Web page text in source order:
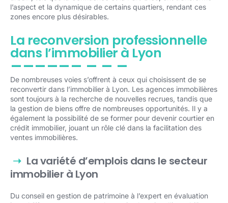
l’aspect et la dynamique de certains quartiers, rendant ces
zones encore plus désirables.
La reconversion professionnelle
dans l’immobilier à Lyon
De nombreuses voies s’offrent à ceux qui choisissent de se
reconvertir dans l’immobilier à Lyon. Les agences immobilières
sont toujours à la recherche de nouvelles recrues, tandis que
la gestion de biens offre de nombreuses opportunités. Il y a
également la possibilité de se former pour devenir courtier en
crédit immobilier, jouant un rôle clé dans la facilitation des
ventes immobilières.
La variété d’emplois dans le secteur
immobilier à Lyon
Du conseil en gestion de patrimoine à l’expert en évaluation